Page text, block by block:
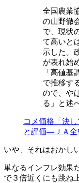
全国農業
の山野徹
で、現状
て高いと
示した。
が表れ始
「高値基
で推移す
ので、や
る」と述
コメ価格「決
と評価―ＪＡ全
いや、それはおかし
単なるインフレ効果
で３倍近くにも跳ね